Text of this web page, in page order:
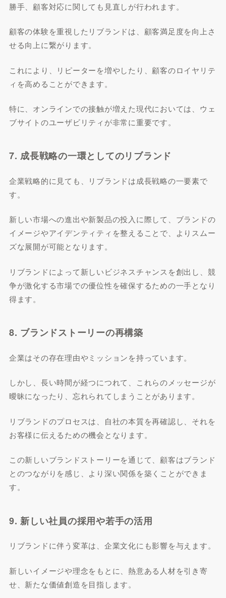
勝手、顧客対応に関しても見直しが行われます。
顧客の体験を重視したリブランドは、顧客満足度を向上さ
せる向上に繋がります。
これにより、リピーターを増やしたり、顧客のロイヤリテ
ィを高めることができます。
特に、オンラインでの接触が増えた現代においては、ウェ
ブサイトのユーザビリティが非常に重要です。
7. 成長戦略の一環としてのリブランド
企業戦略的に見ても、リブランドは成長戦略の一要素で
す。
新しい市場への進出や新製品の投入に際して、ブランドの
イメージやアイデンティティを整えることで、よりスムー
ズな展開が可能となります。
リブランドによって新しいビジネスチャンスを創出し、競
争が激化する市場での優位性を確保するための一手となり
得ます。
8. ブランドストーリーの再構築
企業はその存在理由やミッションを持っています。
しかし、長い時間が経つにつれて、これらのメッセージが
曖昧になったり、忘れられてしまうことがあります。
リブランドのプロセスは、自社の本質を再確認し、それを
お客様に伝えるための機会となります。
この新しいブランドストーリーを通じて、顧客はブランド
とのつながりを感じ、より深い関係を築くことができま
す。
9. 新しい社員の採用や若手の活用
リブランドに伴う変革は、企業文化にも影響を与えます。
新しいイメージや理念をもとに、熱意ある人材を引き寄
せ、新たな価値創造を目指します。